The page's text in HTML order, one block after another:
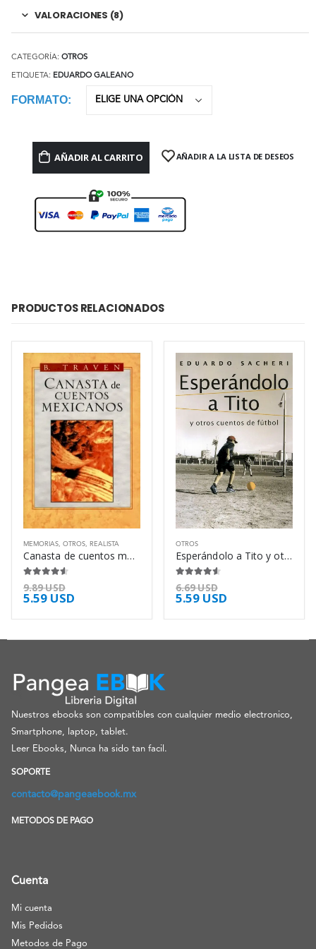
VALORACIONES (8)
CATEGORÍA: OTROS
ETIQUETA: EDUARDO GALEANO
FORMATO
AÑADIR AL CARRITO AÑADIR A LA LISTA DE DESEOS
PRODUCTOS RELACIONADOS
MEMORIAS, OTROS, REALISTA
Canasta de cuentos mexicanos – B. Traven
9.89USD
5.59 USD
OTROS
Esperándolo a Tito y otros cuentos de – Eduardo Sacheri
6.69USD
5.59 USD
Nuestros ebooks son compatibles con cualquier medio electronico,
Smartphone, laptop, tablet.
Leer Ebooks, Nunca ha sido tan facil.
SOPORTE
contacto@pangeaebook.mx
METODOS DE PAGO
Cuenta
Mi cuenta
Mis Pedidos
Metodos de Pago